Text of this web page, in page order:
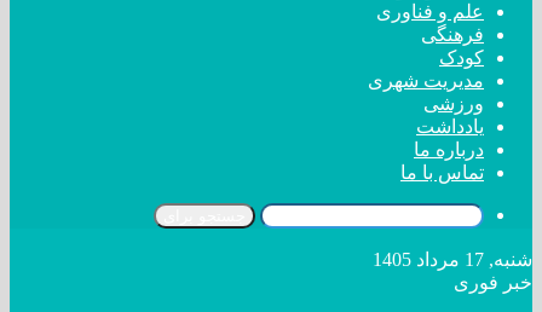
علم و فناوری
فرهنگی
کودک
مدیریت شهری
ورزشی
یادداشت
درباره ما
تماس با ما
شنبه, 17 مرداد 1405
خبر فوری